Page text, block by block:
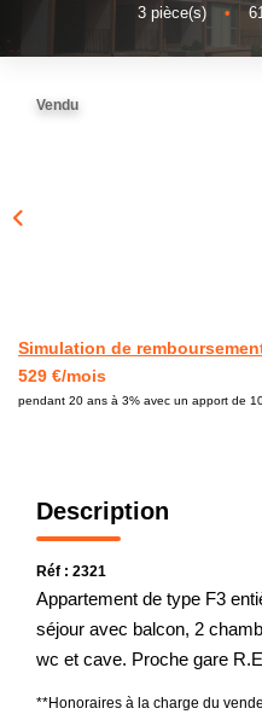
3 pièce(s) •
Vendu
Simulation de
529 €/mois
pendant 20 ans à 3% avec un apport de
Description
Réf : 2321
Appartement de type F3
séjour avec balcon, 2
wc et cave. Proche gare
**Honoraires à la charge du